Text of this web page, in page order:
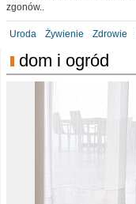
zgonów..
Uroda Żywienie Zdrowie
dom i ogród